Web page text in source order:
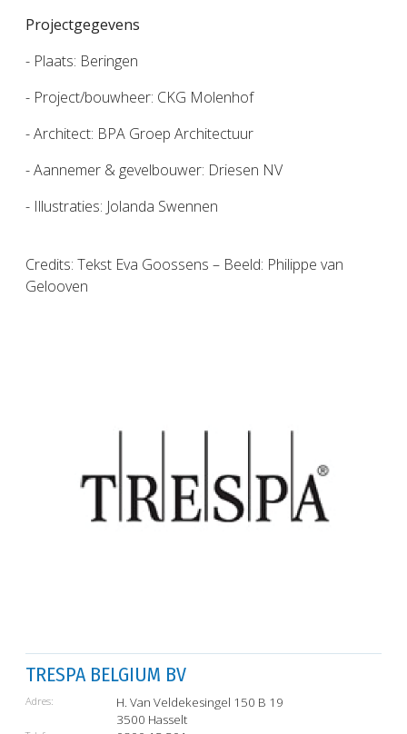
Projectgegevens
- Plaats: Beringen
- Project/bouwheer: CKG Molenhof
- Architect: BPA Groep Architectuur
- Aannemer & gevelbouwer: Driesen NV
- Illustraties: Jolanda Swennen
Credits: Tekst Eva Goossens – Beeld: Philippe van
Gelooven
TRESPA BELGIUM BV
Adres:
H. Van Veldekesingel 150 B 19
3500 Hasselt